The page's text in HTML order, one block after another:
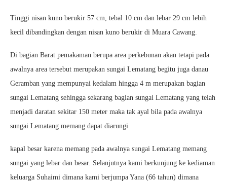
Tinggi nisan kuno berukir 57 cm, tebal 10 cm dan lebar 29 cm lebih
kecil dibandingkan dengan nisan kuno berukir di Muara Cawang.
Di bagian Barat pemakaman berupa area perkebunan akan tetapi pada
awalnya area tersebut merupakan sungai Lematang begitu juga danau
Geramban yang mempunyai kedalam hingga 4 m merupakan bagian
sungai Lematang sehingga sekarang bagian sungai Lematang yang telah
menjadi daratan sekitar 150 meter maka tak ayal bila pada awalnya
sungai Lematang memang dapat diarungi
kapal besar karena memang pada awalnya sungai Lematang memang
sungai yang lebar dan besar. Selanjutnya kami berkunjung ke kediaman
keluarga Suhaimi dimana kami berjumpa Yana (66 tahun) dimana